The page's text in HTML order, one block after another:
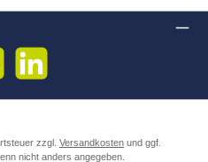
zzgl. Versandkosten und ggf.
nicht anders angegeben.